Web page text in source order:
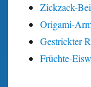
Zickzack-
Origami-
Gestrickter
Früchte-